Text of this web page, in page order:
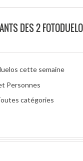
DES 2
cette semaine
Personnes
catégories